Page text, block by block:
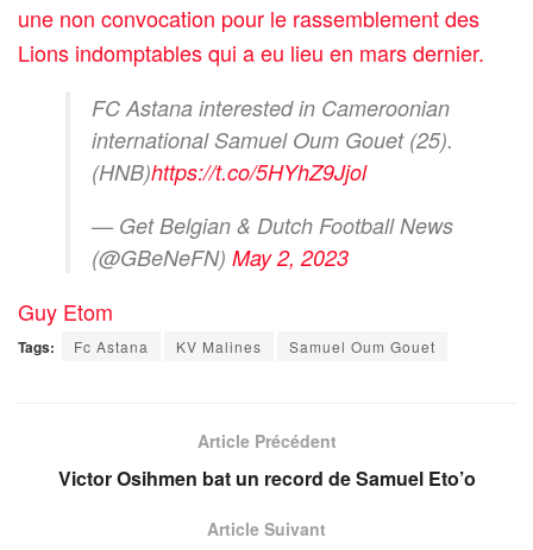
une non convocation pour le rassemblement des
Lions indomptables qui a eu lieu en mars dernier.
FC Astana interested in Cameroonian
international Samuel Oum Gouet (25).
(HNB)https://t.co/5HYhZ9Jjol
— Get Belgian & Dutch Football News
(@GBeNeFN) May 2, 2023
Guy Etom
Tags: Fc Astana KV Malines Samuel Oum Gouet
Article Précédent
Victor Osihmen bat un record de Samuel Eto’o
Article Suivant